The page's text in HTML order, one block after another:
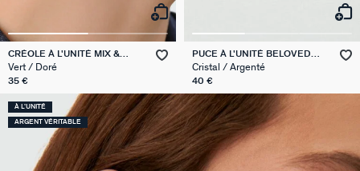
CRÉOLE À L'UNITÉ MIX &
MATCH
Vert / Doré
35 €
PUCE À L'UNITÉ BELOVED
MIX & MATCH
Cristal / Argenté
40 €
À L'UNITÉ
ARGENT VÉRITABLE